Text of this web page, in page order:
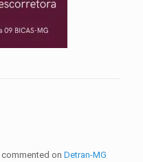
commented on Detran-MG